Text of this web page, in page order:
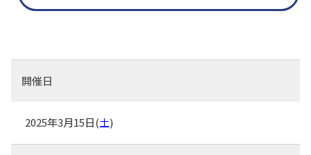
開催日
2025年3月15日(土)